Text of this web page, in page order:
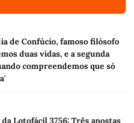
de Confúcio, famoso filósofo
duas vidas, e a segunda
compreendemos que só
Lotofácil 3756: Três apostas